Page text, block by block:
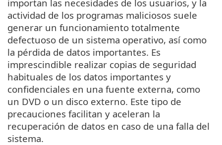
importan las necesidades de los usuarios, y la
actividad de los programas maliciosos suele
generar un funcionamiento totalmente
defectuoso de un sistema operativo, así como
la pérdida de datos importantes. Es
imprescindible realizar copias de seguridad
habituales de los datos importantes y
confidenciales en una fuente externa, como
un DVD o un disco externo. Este tipo de
precauciones facilitan y aceleran la
recuperación de datos en caso de una falla del
sistema.